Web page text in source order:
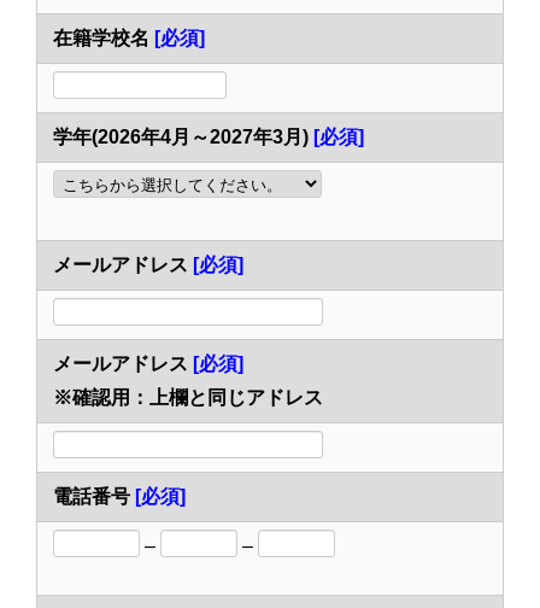
在籍学校名 [必須]
学年(2026年4月～2027年3月) [必須]
メールアドレス [必須]
メールアドレス [必須]
※確認用：上欄と同じアドレス
電話番号 [必須]
– –